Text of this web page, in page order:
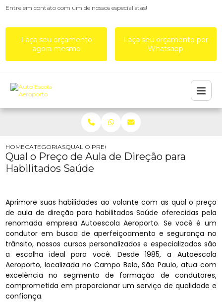
Entre em contato com um de nossos especialistas!
Faça seu orçamento
agora mesmo
Faça seu orçamento por
Whatsapp
HOMECATEGORIASQUAL O PREÇO DE AULA DE DIREÇÃO PARA
Qual o Preço de Aula de Direção para
Habilitados Saúde
Aprimore suas habilidades ao volante com as qual o preço
de aula de direção para habilitados Saúde oferecidas pela
renomada empresa Autoescola Aeroporto. Se você é um
condutor em busca de aperfeiçoamento e segurança no
trânsito, nossos cursos personalizados e especializados são
a escolha ideal para você. Desde 1985, a Autoescola
Aeroporto, localizada no Campo Belo, São Paulo, atua com
excelência no segmento de formação de condutores,
comprometida em proporcionar um serviço de qualidade e
confiança.